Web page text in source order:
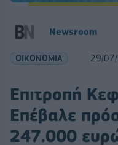
Newsroom
ΟΙΚΟΝΟΜΙΑ 29/
Επιτροπή
Επέβαλε
247.000